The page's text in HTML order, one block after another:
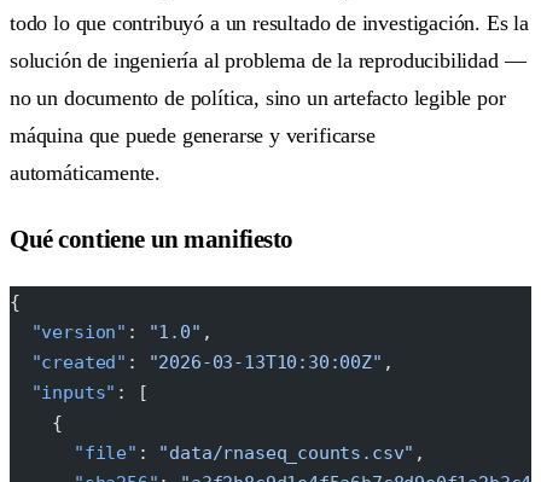
todo lo que contribuyó a un resultado de investigación. Es la
solución de ingeniería al problema de la reproducibilidad —
no un documento de política, sino un artefacto legible por
máquina que puede generarse y verificarse
automáticamente.
Qué contiene un manifiesto
{
  "version"
: "1.0" ,
  "created"
: "2026-03-13T10:30:00Z" ,
  "inputs"
: [
    {
      "file"
: "data/rnaseq_counts.csv" ,